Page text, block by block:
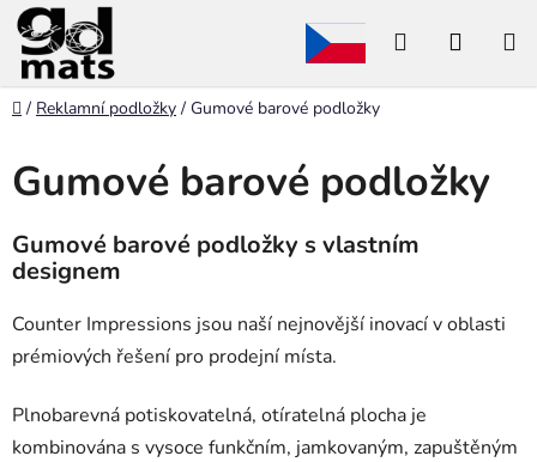
Přejít
na
obsah
Hledat
Domů
/ Reklamní podložky / Gumové barové podložky
Gumové barové podložky
Gumové barové podložky s vlastním
designem
Counter Impressions jsou naší nejnovější inovací v oblasti
prémiových řešení pro prodejní místa.
Plnobarevná potiskovatelná, otíratelná plocha je
kombinována s vysoce funkčním, jamkovaným, zapuštěným